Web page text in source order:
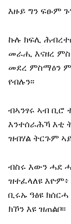
እዙይ ግን ፍፁም
ኩሉ ክፍሊ
መራሒ እናዘረ
መደረ ምስማዕን
የብሉን፡፡
ብኣንፃሩ ኣብ ቢሮ
እንተሰራሕኻ እቲ
ዝብሃል ትርጉም
ብስሩ እውን ሓደ
ዝተፈላለዩ
ቢሩኡ ዓፅዩ
ክኾን እዩ ዝጠልቦ፡፡